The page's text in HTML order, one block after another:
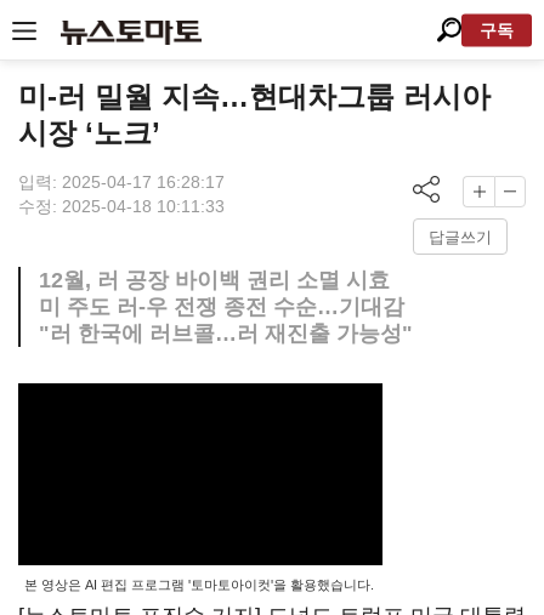
구독
미-러 밀월 지속…현대차그룹 러시아
시장 ‘노크’
입력: 2025-04-17 16:28:17
수정: 2025-04-18 10:11:33
답글쓰기
12월, 러 공장 바이백 권리 소멸 시효
미 주도 러-우 전쟁 종전 수순…기대감
"러 한국에 러브콜…러 재진출 가능성"
본 영상은 AI 편집 프로그램 '토마토아이컷'을 활용했습니다.